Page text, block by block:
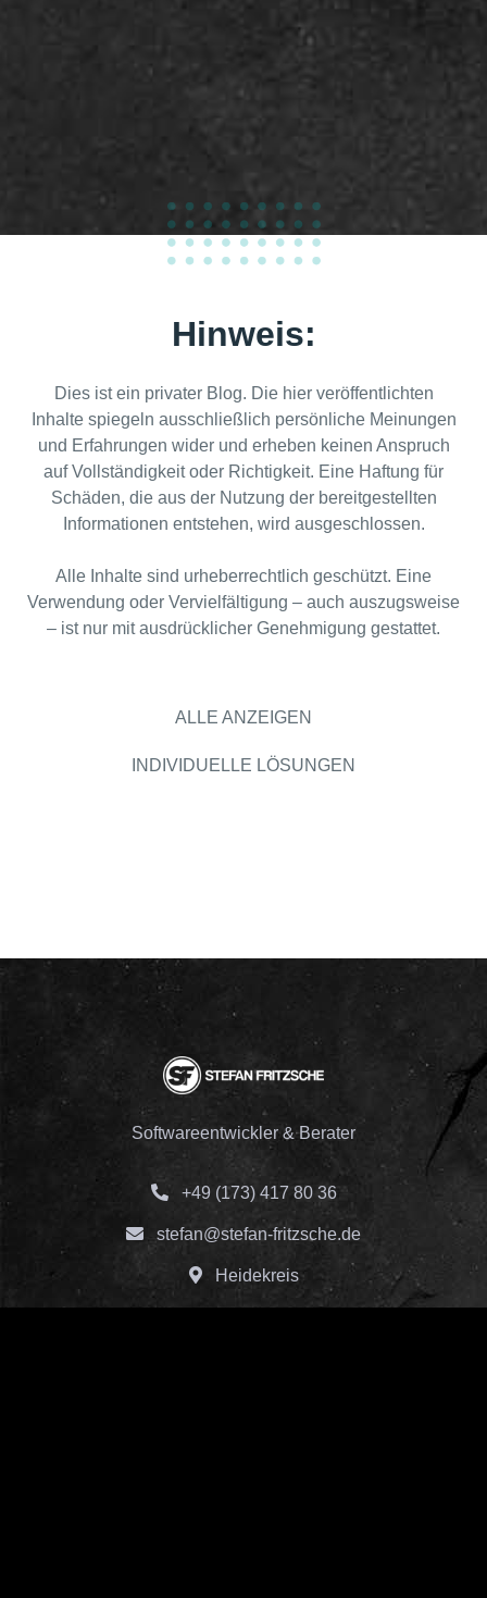
100 %
Hinweis:
Dies ist ein privater Blog. Die hier veröffentlichten
Inhalte spiegeln ausschließlich persönliche Meinungen
und Erfahrungen wider und erheben keinen Anspruch
auf Vollständigkeit oder Richtigkeit. Eine Haftung für
Schäden, die aus der Nutzung der bereitgestellten
Informationen entstehen, wird ausgeschlossen.
Alle Inhalte sind urheberrechtlich geschützt. Eine
Verwendung oder Vervielfältigung – auch auszugsweise
– ist nur mit ausdrücklicher Genehmigung gestattet.
ALLE ANZEIGEN
INDIVIDUELLE LÖSUNGEN
Softwareentwickler & Berater
+49 (173) 417 80 36
stefan@stefan-fritzsche.de
Heidekreis